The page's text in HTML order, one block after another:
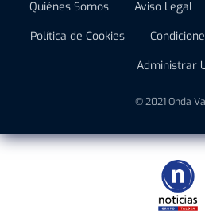
Quiénes Somos Aviso Legal
Política de Cookies
Administrar
© 2021 Onda